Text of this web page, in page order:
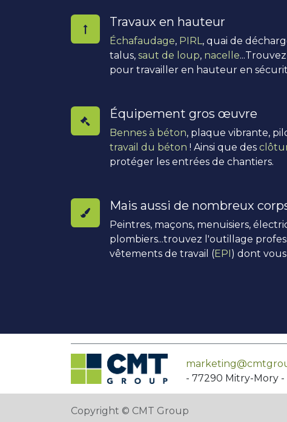
Travaux en hauteur
Échafaudage, PIRL , quai de
talus, saut de loup, nacelle
pour travailler en hauteur en
Équipement gros œuvre
Bennes à béton, plaque vibrante,
travail du béton ! Ainsi que des
protéger les entrées de chantiers.
Mais aussi de nombreux
Peintres, maçons, menuisiers,
plombiers...trouvez l'outillage
vêtements de travail (EPI) dont
- 77290 Mitry-Mory
Copyright © CMT Group